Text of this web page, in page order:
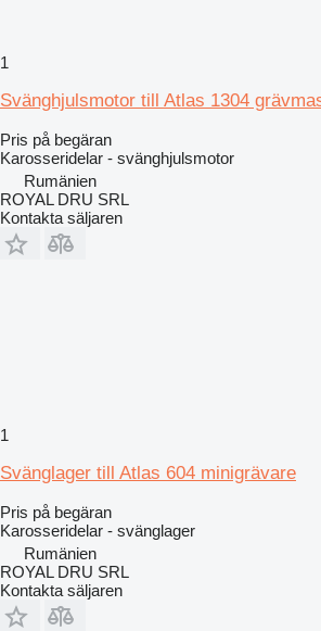
1
Svänghjulsmotor till Atlas 1304
Pris på begäran
Karosseridelar - svänghjulsmotor
Rumänien
ROYAL DRU SRL
Kontakta säljaren
1
Svänglager till Atlas 604 minigrävare
Pris på begäran
Karosseridelar - svänglager
Rumänien
ROYAL DRU SRL
Kontakta säljaren